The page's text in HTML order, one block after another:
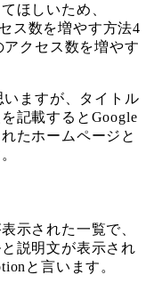
ほしいため、
ス数を増やす方法4
クセス数を増やす
ますが、タイトル
記載するとGoogle
たホームページと
示された一覧で、
説明文が表示され
と言います。